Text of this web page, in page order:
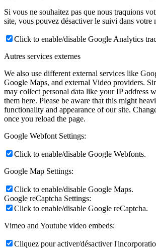
Si vous ne souhaitez pas que nous traquions
site, vous pouvez désactiver le suivi dans votre
Click to enable/disable Google Analytics
Autres services externes
We also use different external services like
Google Maps, and external Video providers.
may collect personal data like your IP address
them here. Please be aware that this might
functionality and appearance of our site.
once you reload the page.
Google Webfont Settings:
Click to enable/disable Google Webfonts.
Google Map Settings:
Click to enable/disable Google Maps.
Google reCaptcha Settings:
Click to enable/disable Google reCaptcha.
Vimeo and Youtube video embeds:
Cliquez pour activer/désactiver